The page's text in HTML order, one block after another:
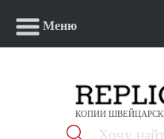
Меню
КОПИИ